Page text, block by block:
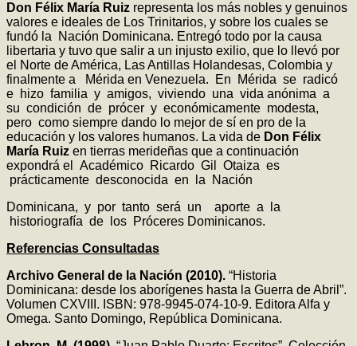
Don Félix María Ruiz representa los más nobles y genuinos
valores e ideales de Los Trinitarios, y sobre los cuales se
fundó la Nación Dominicana. Entregó todo por la causa
libertaria y tuvo que salir a un injusto exilio, que lo llevó por
el Norte de América, Las Antillas Holandesas, Colombia y
finalmente a Mérida en Venezuela. En Mérida se radicó
e hizo familia y amigos, viviendo una vida anónima a
su condición de prócer y económicamente modesta,
pero como siempre dando lo mejor de sí en pro de la
educación y los valores humanos. La vida de Don Félix
María Ruiz en tierras merideñas que a continuación
expondrá el Académico Ricardo Gil Otaiza es
prácticamente desconocida en la Nación
Dominicana, y por tanto será un aporte a la
historiografía de los Próceres Dominicanos.
Referencias Consultadas
Archivo General de la Nación (2010). “Historia
Dominicana: desde los aborígenes hasta la Guerra de Abril”.
Volumen CXVIII. ISBN: 978-9945-074-10-9. Editora Alfa y
Omega. Santo Domingo, República Dominicana.